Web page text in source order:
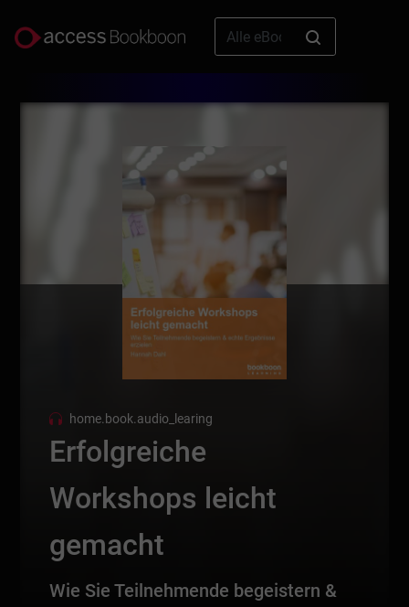
home.book.audio_learing
Erfolgreiche
Workshops leicht
gemacht
Wie Sie Teilnehmende begeistern &